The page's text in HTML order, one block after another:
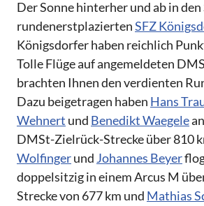
Der Sonne hinterher und ab in den
rundenerstplaziertenSFZ
Königsdorfer haben reichlich
Tolle Flüge auf angemeldeten
brachten Ihnen den verdienten
Dazu beigetragen haben Hans
Wehnert und Benedikt Waegele
DMSt-Zielrück-Strecke über 810
Wolfingerund Johannes Beyer
doppelsitzig in einem Arcus M
Strecke von 677 km und Mathias